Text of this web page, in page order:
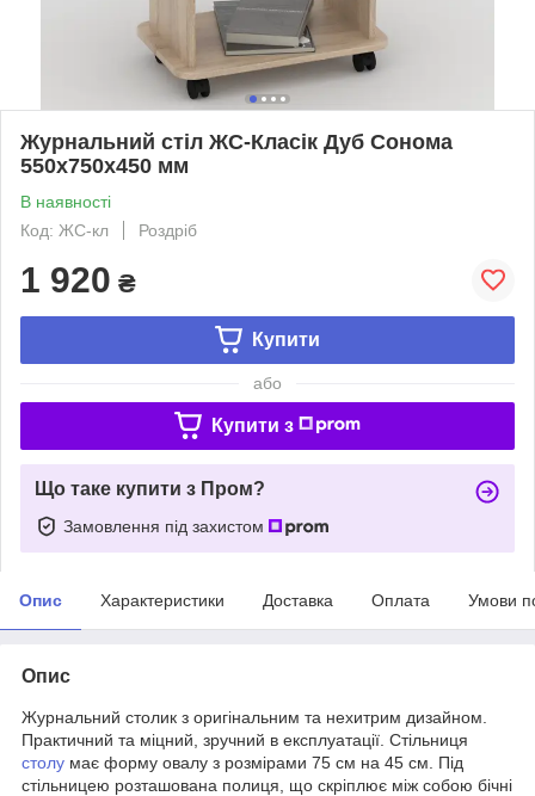
Журнальний стіл ЖС-Класік Дуб Сонома
550х750х450 мм
В наявності
Код: ЖС-кл
Роздріб
1 920 ₴
Купити
або
Купити з
Що таке купити з Пром?
Замовлення під захистом
Опис Характеристики Доставка Оплата Умови
Опис
Журнальний столик з оригінальним та нехитрим дизайном.
Практичний та міцний, зручний в експлуатації. Стільниця
столу має форму овалу з розмірами 75 см на 45 см. Під
стільницею розташована полиця, що скріплює між собою бічні